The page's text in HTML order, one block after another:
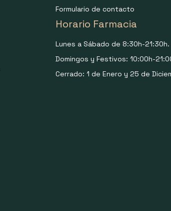
Formulario de contacto
Horario Farmacia
Lunes a Sábado de 8:30h-21:30h.
Domingos y Festivos: 10:00h-
Cerrado: 1 de Enero y 25 de